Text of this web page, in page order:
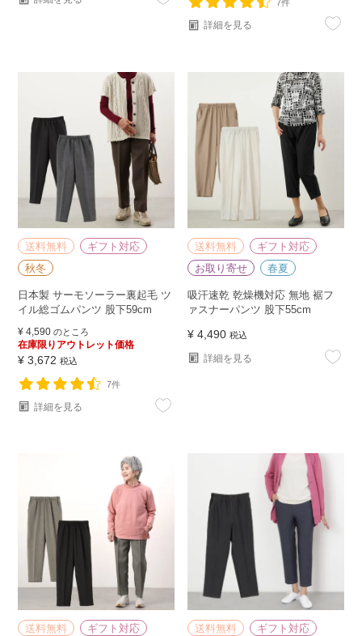
7件
詳細を見る
送料無料
ギフト対応
秋冬
日本製 サーモソーラー裏起毛 ツ
イル総ゴムパンツ 股下59cm
¥ 4,590 のところ
在庫限りアウトレット価格
¥ 3,672 税込
7件
詳細を見る
送料無料
ギフト対応
お取り寄せ
春夏
吸汗速乾 乾燥機対応 無地 裾フ
ァスナーパンツ 股下55cm
¥ 4,490 税込
詳細を見る
送料無料
ギフト対応
送料無料
ギフト対応